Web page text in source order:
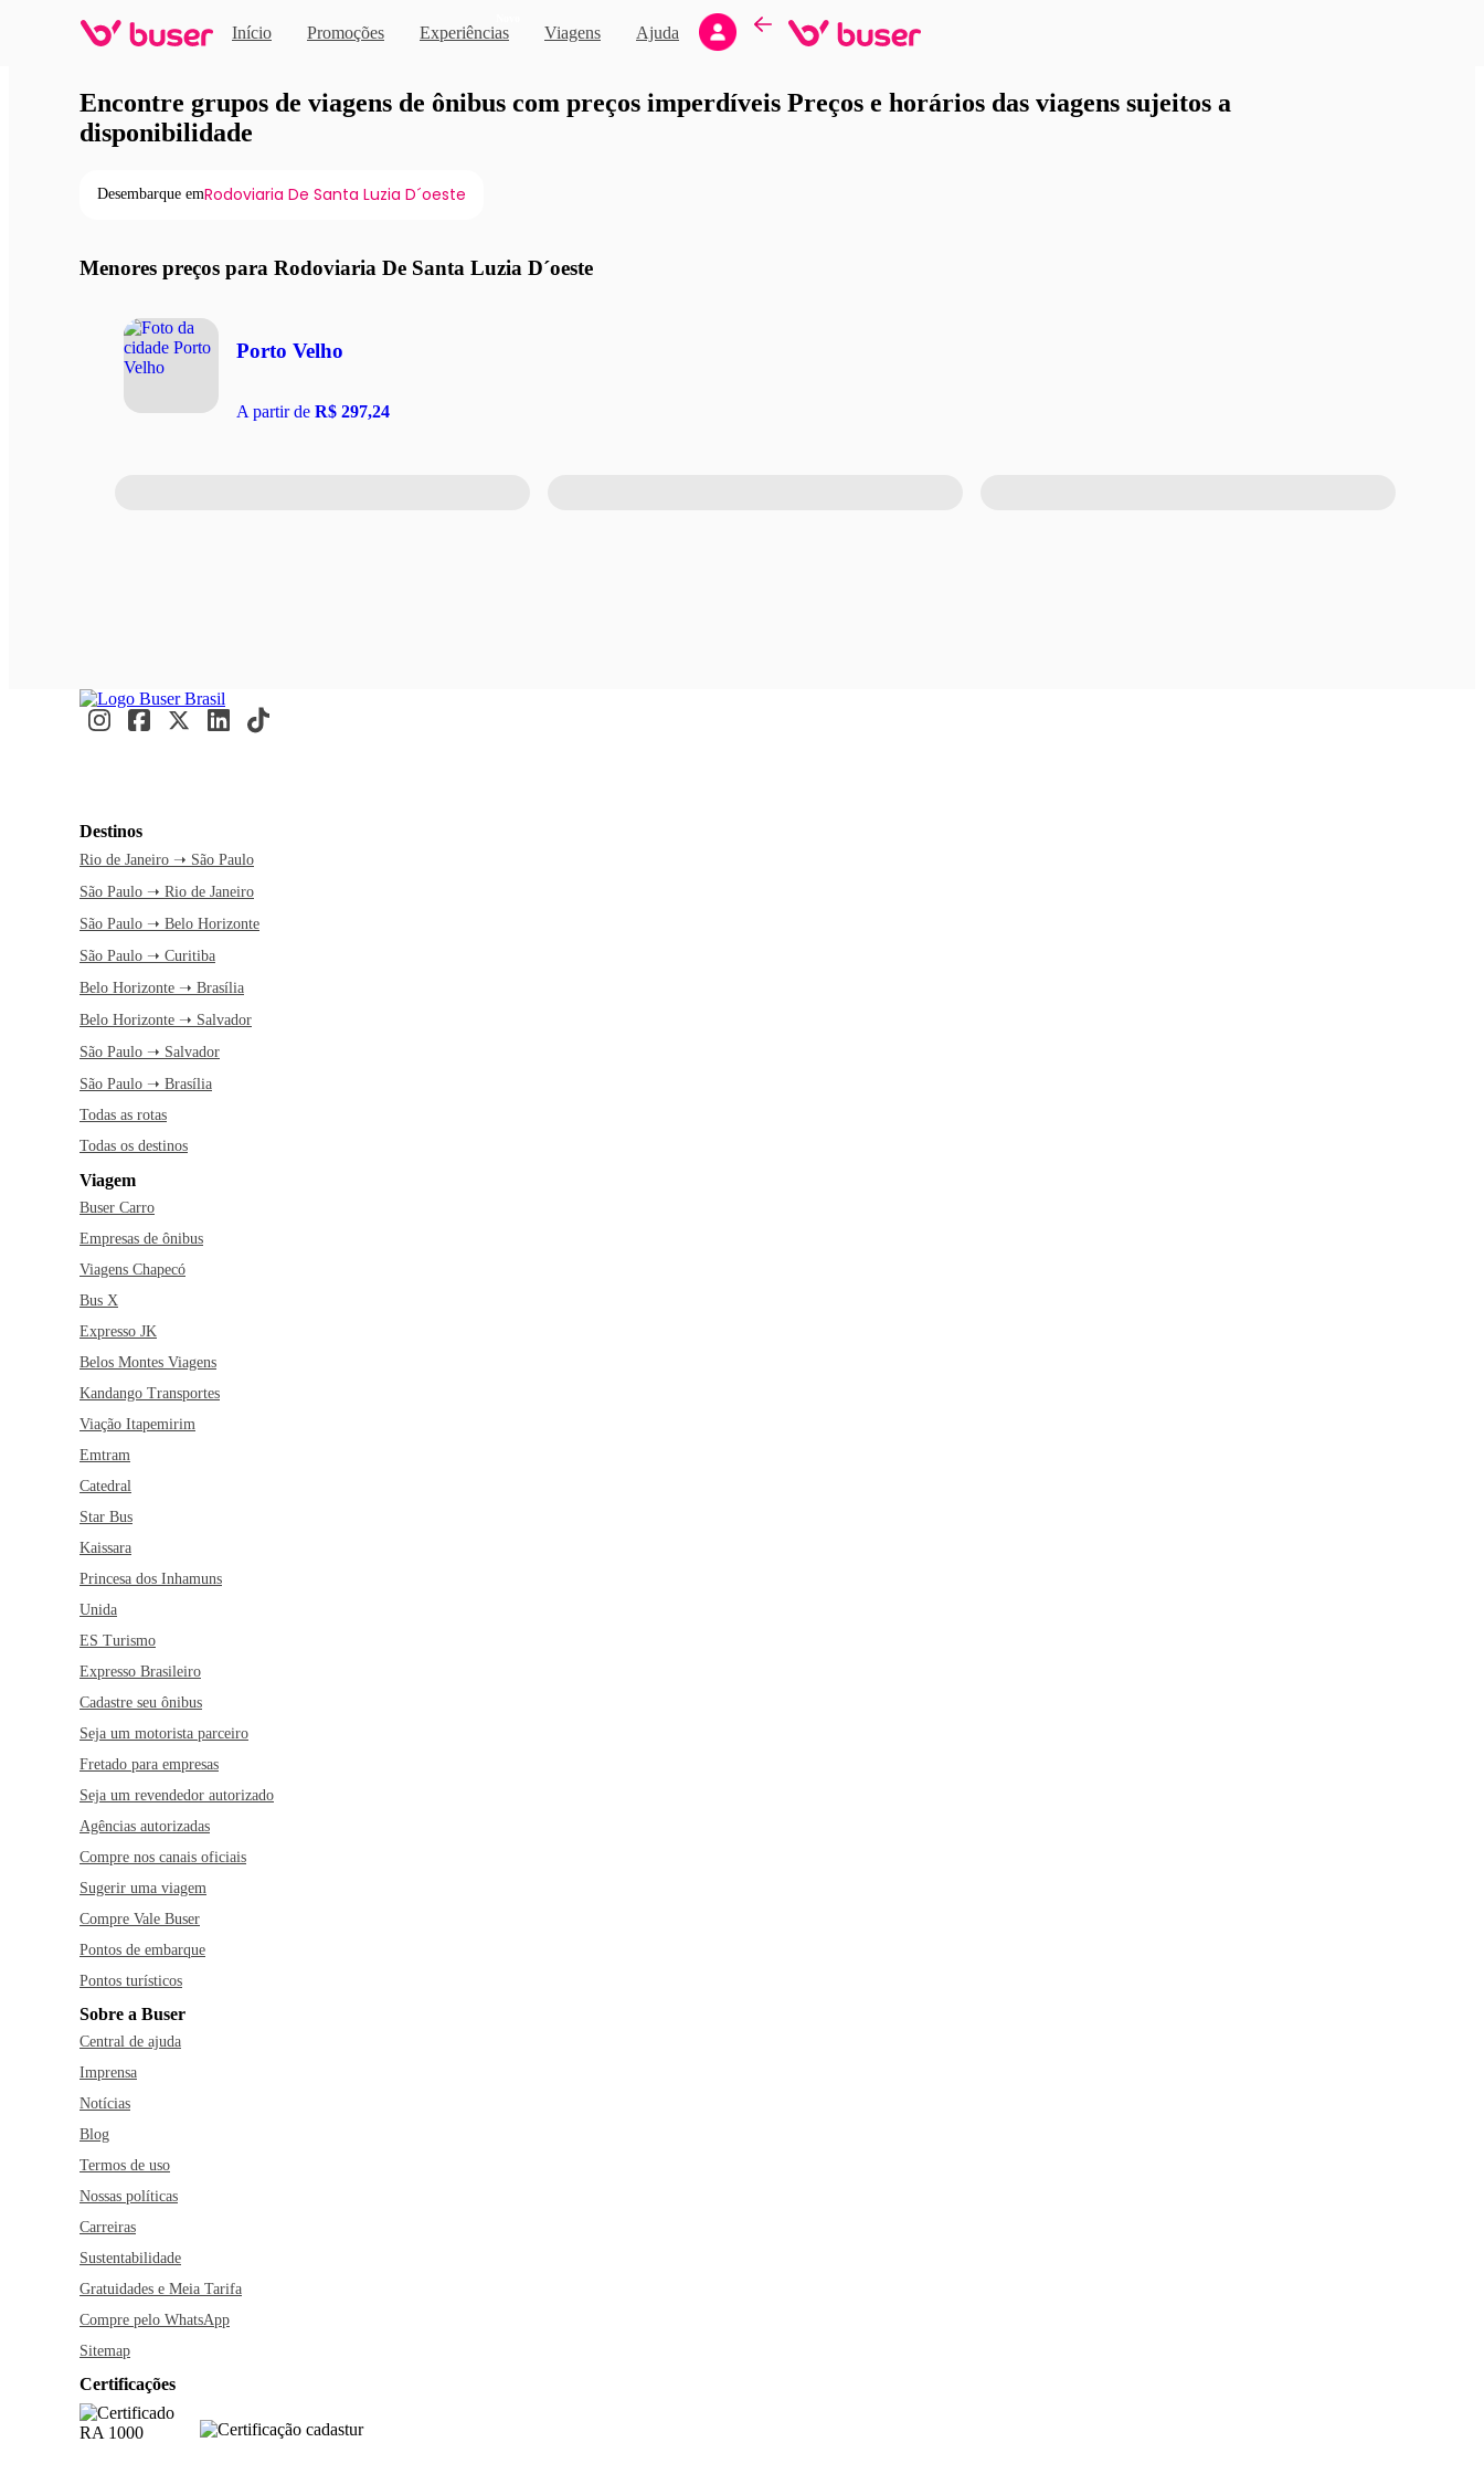
Início Promoções Experiências Viagens Ajuda
Viagens de ônibus em promoção
Encontre grupos de viagens de ônibus com preços imperdíveis Preços e horários das viagens sujeitos a
disponibilidade
Desembarque emRodoviaria De Santa Luzia D´oeste
Menores preços para Rodoviaria De Santa Luzia D´oeste
Porto Velho
A partir de R$ 297,24
Destinos
Rio de Janeiro ➝ São Paulo
São Paulo ➝ Rio de Janeiro
São Paulo ➝ Belo Horizonte
São Paulo ➝ Curitiba
Belo Horizonte ➝ Brasília
Belo Horizonte ➝ Salvador
São Paulo ➝ Salvador
São Paulo ➝ Brasília
Todas as rotas
Todas os destinos
Viagem
Buser Carro
Empresas de ônibus
Viagens Chapecó
Bus X
Expresso JK
Belos Montes Viagens
Kandango Transportes
Viação Itapemirim
Emtram
Catedral
Star Bus
Kaissara
Princesa dos Inhamuns
Unida
ES Turismo
Expresso Brasileiro
Cadastre seu ônibus
Seja um motorista parceiro
Fretado para empresas
Seja um revendedor autorizado
Agências autorizadas
Compre nos canais oficiais
Sugerir uma viagem
Compre Vale Buser
Pontos de embarque
Pontos turísticos
Sobre a Buser
Central de ajuda
Imprensa
Notícias
Blog
Termos de uso
Nossas políticas
Carreiras
Sustentabilidade
Gratuidades e Meia Tarifa
Compre pelo WhatsApp
Sitemap
Certificações